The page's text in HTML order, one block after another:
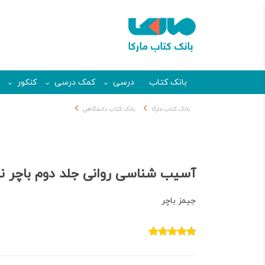
بانک کتاب درسی کمک درسی کنکور
بانک کتاب مارکا بانک کتاب دانشگاهی
آسیب شناسی روانی جلد دوم باچر
جیمز باچر